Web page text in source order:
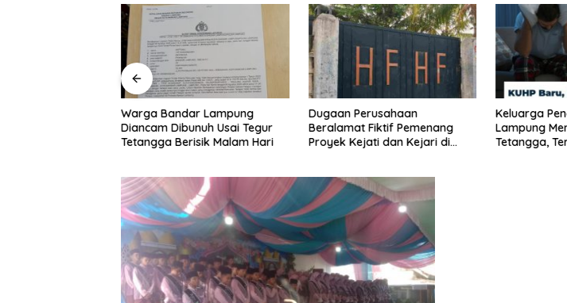
Warga Bandar Lampung
Diancam Dibunuh Usai Tegur
Tetangga Berisik Malam Hari
Dugaan Perusahaan
Beralamat Fiktif Pemenang
Proyek Kejati dan Kejari di
Lahan Kosong, Dinas PKPCK
Disorot
Keluarga
Lampung
Tetangga,